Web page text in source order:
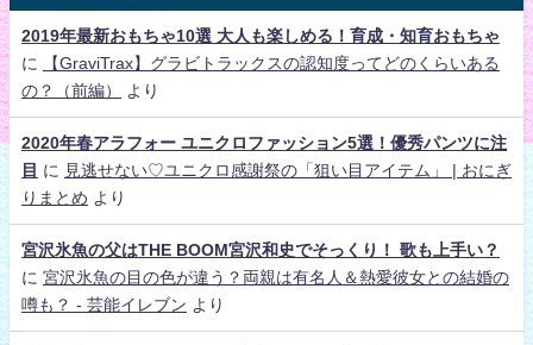
2019年最新おもちゃ10選 大人も楽しめる！育成・知育おもちゃ
に
【GraviTrax】グラビトラックスの認知度ってどのくらいある
の？（前編）
より
2020年春アラフォー ユニクロファッション5選！優秀パンツに注
目 に
見逃せない♡ユニクロ感謝祭の「狙い目アイテム」 | おにぎ
りまとめ より
宮沢氷魚の父はTHE BOOM宮沢和史でそっくり！ 歌も上手い？
に 宮沢氷魚の目の色が違う？両親は有名人＆熱愛彼女との結婚の
噂も？ - 芸能イレブン より